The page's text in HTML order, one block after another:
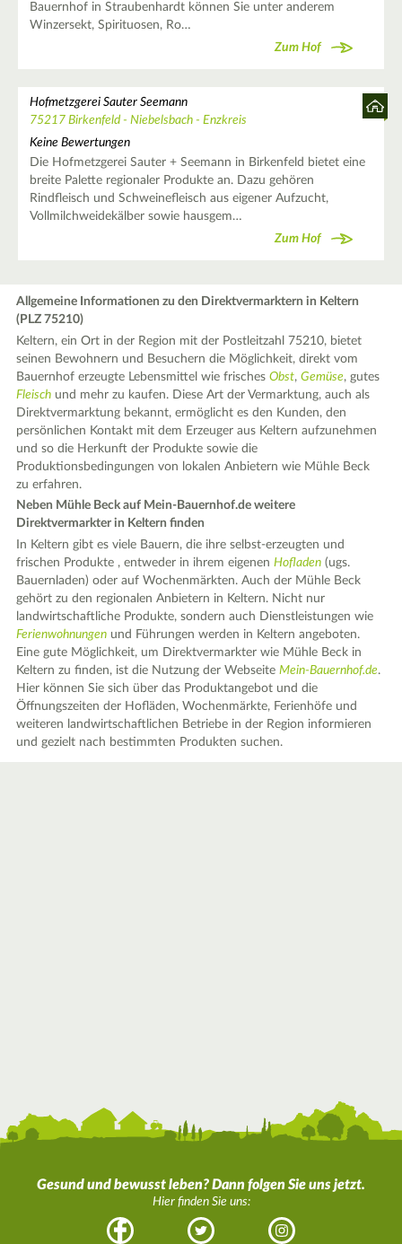
Bauernhof in Straubenhardt können Sie unter anderem
Winzersekt, Spirituosen, Ro…
Zum Hof
Hofmetzgerei Sauter Seemann
75217 Birkenfeld - Niebelsbach - Enzkreis
Keine Bewertungen
Die Hofmetzgerei Sauter + Seemann in Birkenfeld bietet eine
breite Palette regionaler Produkte an. Dazu gehören
Rindfleisch und Schweinefleisch aus eigener Aufzucht,
Vollmilchweidekälber sowie hausgem…
Zum Hof
Allgemeine Informationen zu den Direktvermarktern in Keltern
(PLZ 75210)
Keltern, ein Ort in der Region mit der Postleitzahl 75210, bietet
seinen Bewohnern und Besuchern die Möglichkeit, direkt vom
Bauernhof erzeugte Lebensmittel wie frischesObst,Gemüse, gutes
Fleisch und mehr zu kaufen. Diese Art der Vermarktung, auch als
Direktvermarktung bekannt, ermöglicht es den Kunden, den
persönlichen Kontakt mit dem Erzeuger aus Keltern aufzunehmen
und so die Herkunft der Produkte sowie die
Produktionsbedingungen von lokalen Anbietern wie Mühle Beck
zu erfahren.
Neben Mühle Beck auf Mein-Bauernhof.de weitere
Direktvermarkter in Keltern finden
In Keltern gibt es viele Bauern, die ihre selbst-erzeugten und
frischen Produkte , entweder in ihrem eigenenHofladen (ugs.
Bauernladen) oder auf Wochenmärkten. Auch der Mühle Beck
gehört zu den regionalen Anbietern in Keltern. Nicht nur
landwirtschaftliche Produkte, sondern auch Dienstleistungen wie
Ferienwohnungen und Führungen werden in Keltern angeboten.
Eine gute Möglichkeit, um Direktvermarkter wie Mühle Beck in
Keltern zu finden, ist die Nutzung der WebseiteMein-Bauernhof.de.
Hier können Sie sich über das Produktangebot und die
Öffnungszeiten der Hofläden, Wochenmärkte, Ferienhöfe und
weiteren landwirtschaftlichen Betriebe in der Region informieren
und gezielt nach bestimmten Produkten suchen.
Gesund und bewusst leben? Dann folgen Sie uns jetzt.
Hier finden Sie uns:
Facebook Twitter Instagram